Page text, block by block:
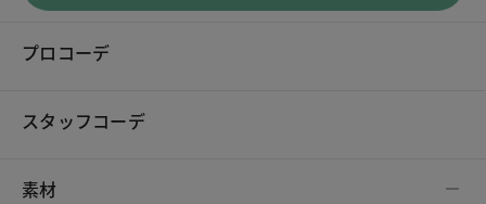
プロコーデ
スタッフコーデ
素材